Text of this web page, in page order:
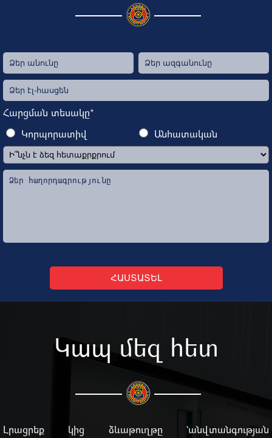
Հարցման տեսակը*
Կորպորատիվ Անհատական
ՀԱՍՏԱՏԵԼ
Կապ մեզ հետ
Լրացրեք կից ձևաթուղթը `անվտանգության